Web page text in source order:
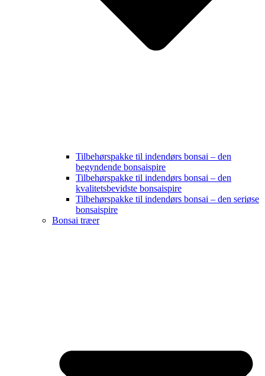
Tilbehørspakke til indendørs bonsai – den
begyndende bonsaispire
Tilbehørspakke til indendørs bonsai – den
kvalitetsbevidste bonsaispire
Tilbehørspakke til indendørs bonsai – den seriøse
bonsaispire
Bonsai træer